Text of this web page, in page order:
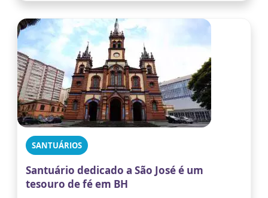
SANTUÁRIOS
Santuário dedicado a São José é um
tesouro de fé em BH